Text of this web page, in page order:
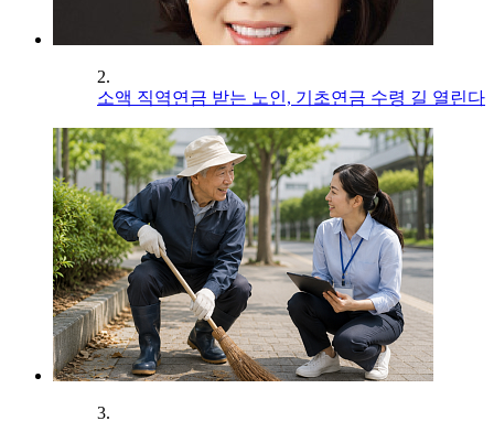
2.
소액 직역연금 받는 노인, 기초연금 수령 길 열린다
3.